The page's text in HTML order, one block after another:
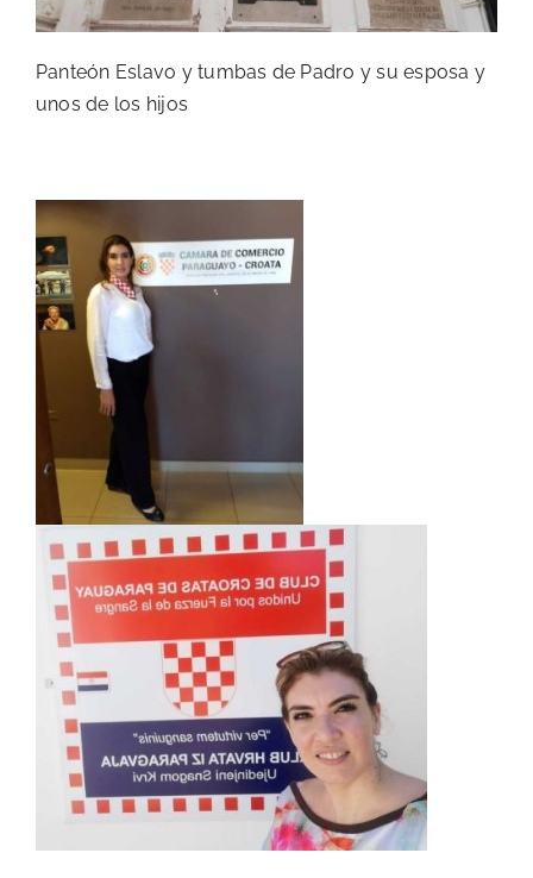
Panteón Eslavo y tumbas de Padro y su esposa y
unos de los hijos